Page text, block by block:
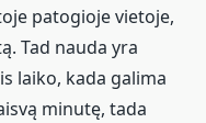
patogioje vietoje,
Tad nauda yra
laiko, kada galima
minutę, tada